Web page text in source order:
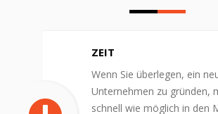
ZEIT
Wenn Sie überlegen, ein
Unternehmen zu gründen,
schnell wie möglich in den